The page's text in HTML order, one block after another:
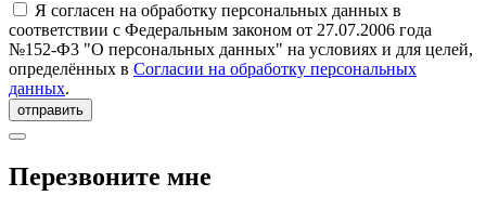
Я согласен на обработку персональных данных в
соответствии с Федеральным законом от 27.07.2006 года
№152-Ф3 "О персональных данных" на условиях и для целей,
определённых в Согласии на обработку персональных
данных.
отправить
Перезвоните мне